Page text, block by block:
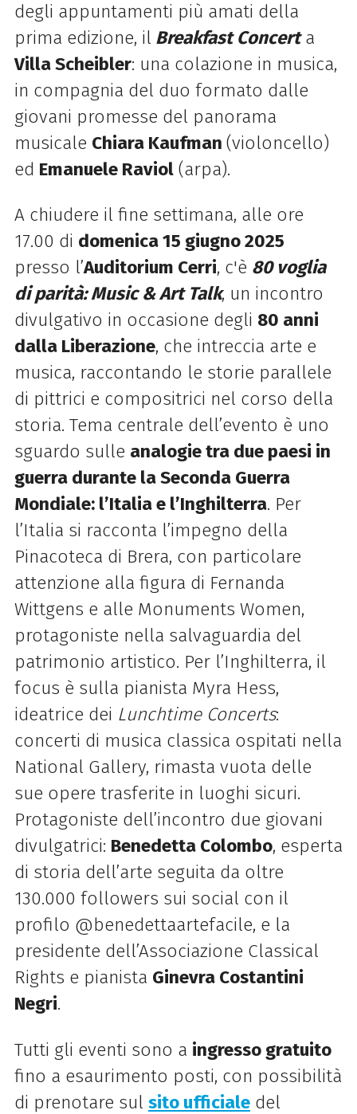
degli appuntamenti più amati della
prima edizione, il Breakfast Concerta
Villa Scheibler: una colazione in musica,
in compagnia del duo formato dalle
giovani promesse del panorama
musicale Chiara Kaufman (violoncello)
ed Emanuele Raviol(arpa).
A chiudere il fine settimana, alle ore
17.00 di domenica 15 giugno 2025
presso l’Auditorium Cerri, c'è 80 voglia
di parità: Music & Art Talk, un incontro
divulgativo in occasione degli 80 anni
dalla Liberazione, che intreccia arte e
musica, raccontando le storie parallele
di pittrici e compositrici nel corso della
storia. Tema centrale dell’evento è uno
sguardo sulle analogie tra due paesi in
guerra durante la Seconda Guerra
Mondiale: l’Italia e l’Inghilterra. Per
l’Italia si racconta l’impegno della
Pinacoteca di Brera, con particolare
attenzione alla figura di Fernanda
Wittgens e alle Monuments Women,
protagoniste nella salvaguardia del
patrimonio artistico. Per l’Inghilterra, il
focus è sulla pianista Myra Hess,
ideatrice dei Lunchtime Concerts:
concerti di musica classica ospitati nella
National Gallery, rimasta vuota delle
sue opere trasferite in luoghi sicuri.
Protagoniste dell’incontro due giovani
divulgatrici: Benedetta Colombo, esperta
di storia dell’arte seguita da oltre
130.000 followers sui social con il
profilo @benedettaartefacile, e la
presidente dell’Associazione Classical
Rights e pianista Ginevra Costantini
Negri.
Tutti gli eventi sono a ingresso gratuito
fino a esaurimento posti, con possibilità
di prenotare sul sito ufficialedel